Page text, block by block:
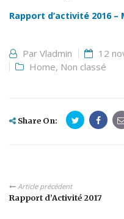
Rapport d’activité 2016 –
Par Vladmin
12
Home, Non classé
Share On:
Article précédent
Rapport d’Activité 2017